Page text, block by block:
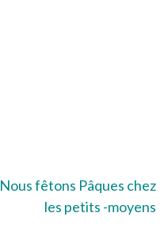
Nous fêtons Pâques chez
les petits -moyens